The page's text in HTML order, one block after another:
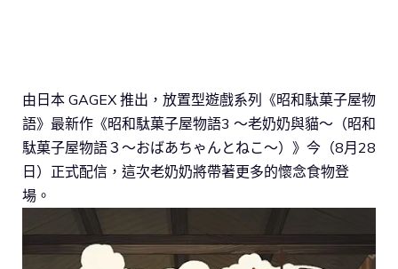
由日本 GAGEX 推出，放置型遊戲系列《昭和駄菓子屋物
語》最新作《昭和駄菓子屋物語3 ～老奶奶與貓～（昭和
駄菓子屋物語３～おばあちゃんとねこ～）》今（8月28
日）正式配信，這次老奶奶將帶著更多的懷念食物登
場。